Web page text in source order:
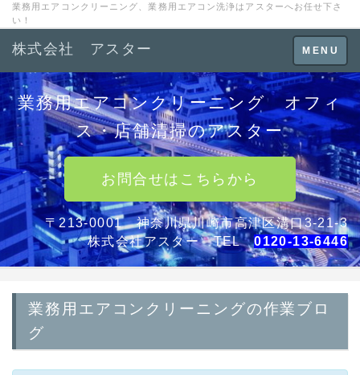
業務用エアコンクリーニング、業務用エアコン洗浄はアスターへお任せ下さ
い！
Toggle
navigation
MENU
株式会社 アスター
業務用エアコンクリーニング オフィ
ス・店舗清掃のアスター
お問合せはこちらから
〒213-0001 神奈川県川崎市高津区溝口3-21-3
株式会社アスター TEL0120-13-6446
業務用エアコンクリーニングの作業ブロ
グ